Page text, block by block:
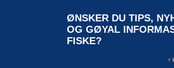
ØNSKER DU TIPS,
OG GØYAL
FISKE?
*